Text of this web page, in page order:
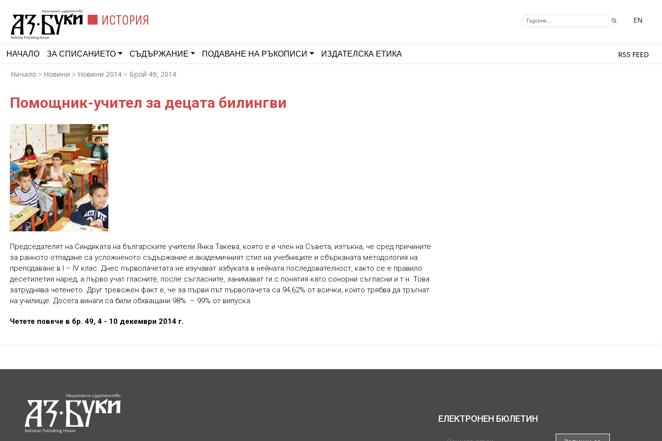
ИСТОРИЯ EN
НАЧАЛО ЗА СПИСАНИЕТО СЪДЪРЖАНИЕ ПОДАВАНЕ НА РЪКОПИСИ ИЗДАТЕЛСКА ЕТИКА RSS FEED
Начало > Новини > Новини 2014 > Брой 49, 2014
Помощник-учител за децата билингви
Председателят на Синдиката на българските учители Янка Такева, която е и член на Съвета, изтъкна, че сред причините
за ранното отпадане са усложненото съдържание и академичният стил на учебниците и сбърканата методология на
преподаване в I – IV клас. Днес първолачетата не изучават азбуката в нейната последователност, както се е правило
десетилетия наред, а първо учат гласните, после съгласните, занимават ги с понятия като сонорни съгласни и т.н. Това
затруднява четенето. Друг тревожен факт е, че за първи път първолачета са 94,62% от всички, които трябва да тръгнат
на училище. Досега винаги са били обхващани 98% – 99% от випуска.
Четете повече в бр. 49, 4 - 10 декември 2014 г.
ЕЛЕКТРОНЕН БЮЛЕТИН